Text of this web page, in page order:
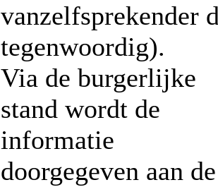
vanzelfsprekender
tegenwoordig).
Via de burgerlijke
stand wordt de
informatie
doorgegeven aan de